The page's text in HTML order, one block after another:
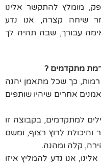
מומלץ להתקשר אלינו
שיחה קצרה, אנו נדע
עבורך, שבה תהיה לך
מתקדמים ?
רמות, כך שכל מתאמן יהנה
אחרים שיהיו שותפים
למתקדמים, בקבוצה זו
והיכולת לרוץ רצוף, ומשם
קלה ומהנה.
אנו נדע להמליץ איזו